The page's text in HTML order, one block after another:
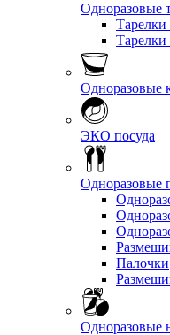
Одноразовые
Тарелки
Одноразовые
ЭКО посуда
Одноразовые
Палочки
Одноразовые